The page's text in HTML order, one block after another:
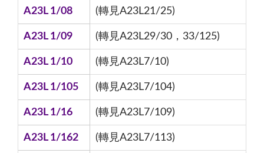
A23L 1/08 (轉見A23L21/25)
A23L 1/09 (轉見A23L29/30，33/125)
A23L 1/10 (轉見A23L7/10)
A23L 1/105 (轉見A23L7/104)
A23L 1/16 (轉見A23L7/109)
A23L 1/162 (轉見A23L7/113)